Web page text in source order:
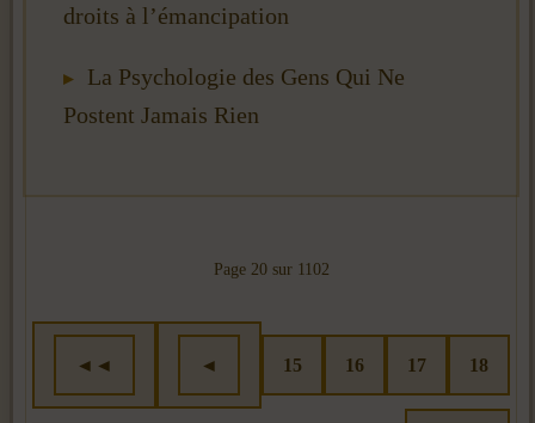
droits à l’émancipation
La Psychologie des Gens Qui Ne
Postent Jamais Rien
Page 20 sur 1102
◄◄ ◄ 15 16 17 18